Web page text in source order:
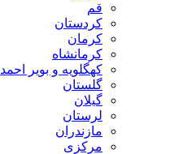
قم
کردستان
کرمان
کرمانشاه
کهگلویه و بویر احمد
گلستان
گیلان
لرستان
مازندران
مرکزی